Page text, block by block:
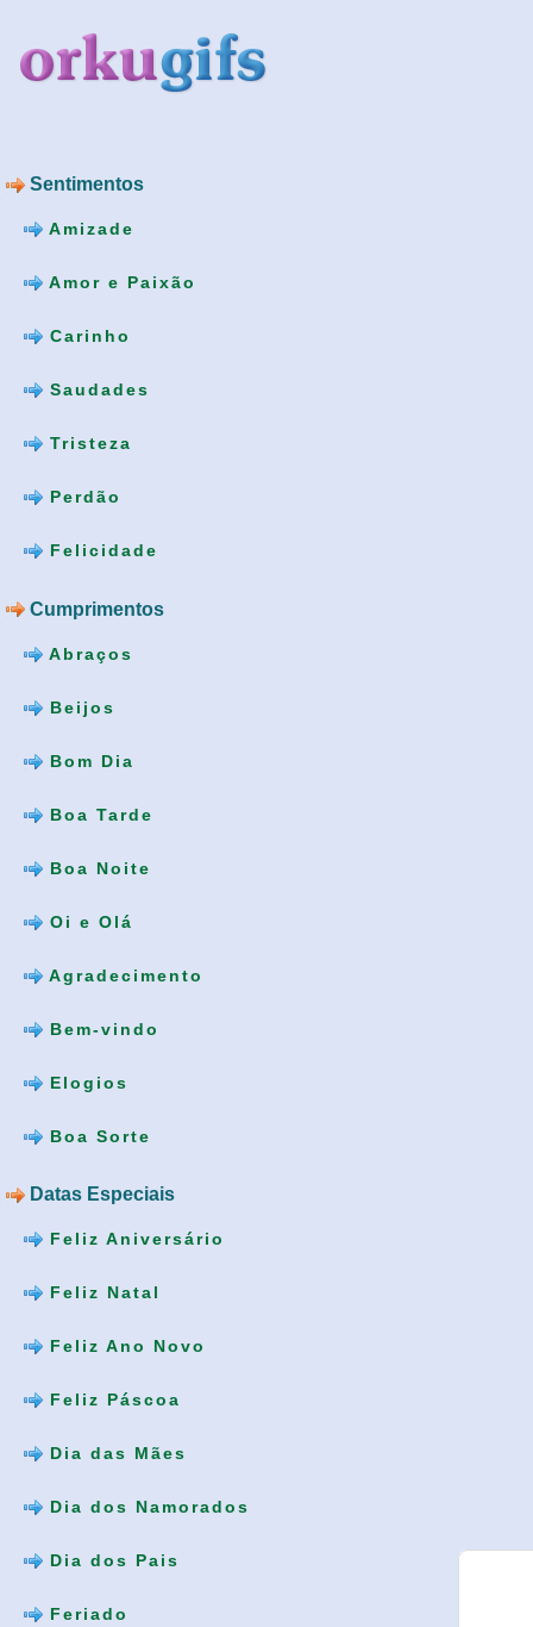
Sentimentos
Amizade
Amor e Paixão
Carinho
Saudades
Tristeza
Perdão
Felicidade
Cumprimentos
Abraços
Beijos
Bom Dia
Boa Tarde
Boa Noite
Oi e Olá
Agradecimento
Bem-vindo
Elogios
Boa Sorte
Datas Especiais
Feliz Aniversário
Feliz Natal
Feliz Ano Novo
Feliz Páscoa
Dia das Mães
Dia dos Namorados
Dia dos Pais
Feriado